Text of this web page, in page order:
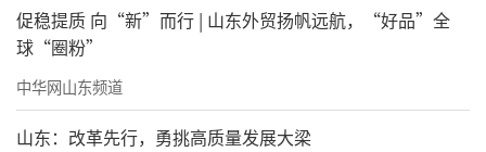
促稳提质 向“新”而行 | 山东外贸扬帆远航，“好品”全
球“圈粉”
中华网山东频道
山东：改革先行，勇挑高质量发展大梁